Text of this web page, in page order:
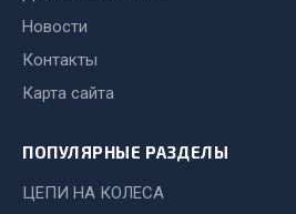
Весь раздел
Запчасти ЯМЗ
Двигатель
Система питания
Новости
Контакты
Карта сайта
ПОПУЛЯРНЫЕ РАЗДЕЛЫ
ЦЕПИ НА КОЛЕСА